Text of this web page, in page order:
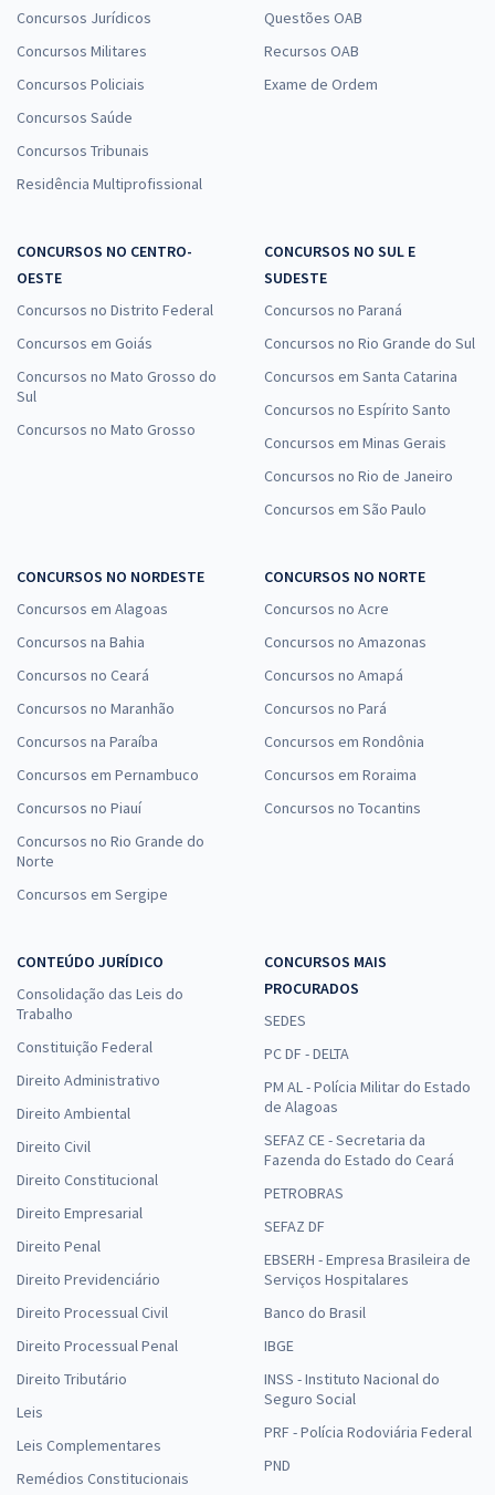
Concursos Jurídicos
Concursos Militares
Concursos Policiais
Concursos Saúde
Concursos Tribunais
Residência Multiprofissional
Questões OAB
Recursos OAB
Exame de Ordem
CONCURSOS NO CENTRO-
OESTE
Concursos no Distrito Federal
Concursos em Goiás
Concursos no Mato Grosso do
Sul
Concursos no Mato Grosso
CONCURSOS NO SUL E
SUDESTE
Concursos no Paraná
Concursos no Rio Grande do Sul
Concursos em Santa Catarina
Concursos no Espírito Santo
Concursos em Minas Gerais
Concursos no Rio de Janeiro
Concursos em São Paulo
CONCURSOS NO NORDESTE
Concursos em Alagoas
Concursos na Bahia
Concursos no Ceará
Concursos no Maranhão
Concursos na Paraíba
Concursos em Pernambuco
Concursos no Piauí
Concursos no Rio Grande do
Norte
Concursos em Sergipe
CONCURSOS NO NORTE
Concursos no Acre
Concursos no Amazonas
Concursos no Amapá
Concursos no Pará
Concursos em Rondônia
Concursos em Roraima
Concursos no Tocantins
CONTEÚDO JURÍDICO
Consolidação das Leis do
Trabalho
Constituição Federal
Direito Administrativo
Direito Ambiental
Direito Civil
Direito Constitucional
Direito Empresarial
Direito Penal
Direito Previdenciário
Direito Processual Civil
Direito Processual Penal
Direito Tributário
Leis
Leis Complementares
Remédios Constitucionais
CONCURSOS MAIS
PROCURADOS
SEDES
PC DF - DELTA
PM AL - Polícia Militar do Estado
de Alagoas
SEFAZ CE - Secretaria da
Fazenda do Estado do Ceará
PETROBRAS
SEFAZ DF
EBSERH - Empresa Brasileira de
Serviços Hospitalares
Banco do Brasil
IBGE
INSS - Instituto Nacional do
Seguro Social
PRF - Polícia Rodoviária Federal
PND